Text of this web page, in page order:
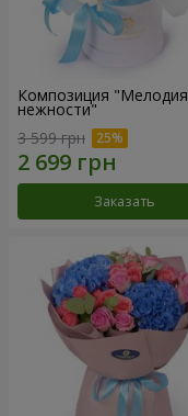
Композиция "Мелодия
нежности"
3 599 грн
Заказать